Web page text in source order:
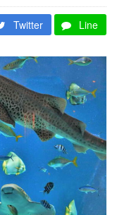
Twitter Line